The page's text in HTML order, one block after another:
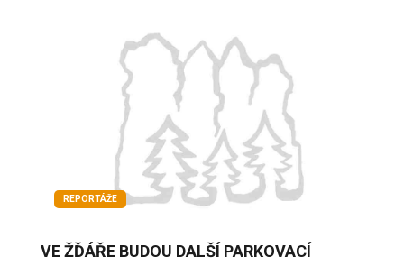
REPORTÁŽE
VE ŽĎÁŘE BUDOU DALŠÍ PARKOVACÍ